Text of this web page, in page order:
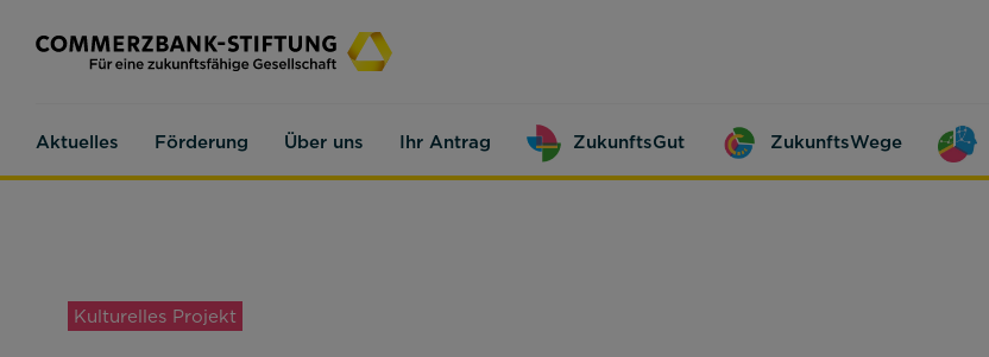
Aktuelles Förderung Über uns Ihr Antrag ZukunftsGut ZukunftsWege
Kulturelles Projekt